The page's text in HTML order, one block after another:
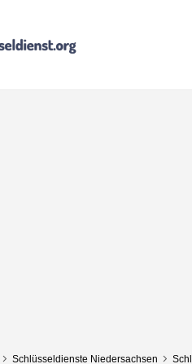
Schlüsseldienste Niedersachsen